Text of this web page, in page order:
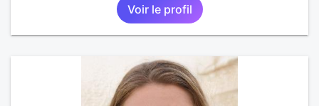
Voir le profil